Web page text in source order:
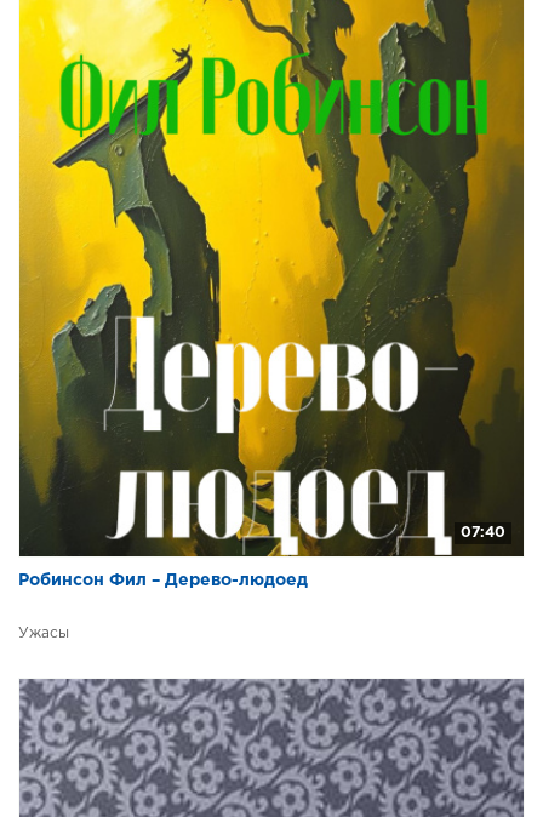
07:40
Робинсон Фил – Дерево-людоед
Ужасы